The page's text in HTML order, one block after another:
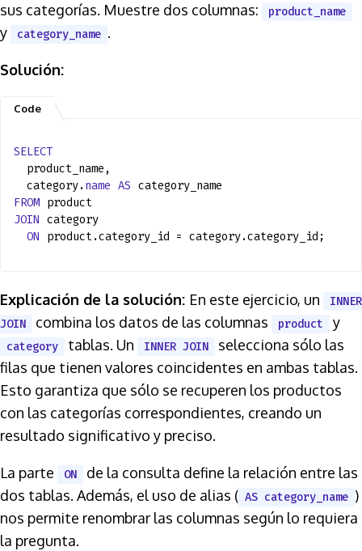
sus categorías. Muestre dos columnas:
product_name
y category_name .
Solución:
SELECT
product_name,
category.name AS category_name
FROM product
JOIN category
ON product.category_id = category.category_id;
Explicación de la solución: En este ejercicio, un
INNER
JOIN
combina los datos de las columnas product y
category tablas. Un INNER JOIN
selecciona sólo las
filas que tienen valores coincidentes en ambas tablas.
Esto garantiza que sólo se recuperen los productos
con las categorías correspondientes, creando un
resultado significativo y preciso.
La parte ON
de la consulta define la relación entre las
dos tablas. Además, el uso de alias ( AS category_name )
nos permite renombrar las columnas según lo requiera
la pregunta.